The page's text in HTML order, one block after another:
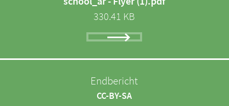
330.41 KB
Endbericht
CC-BY-SA